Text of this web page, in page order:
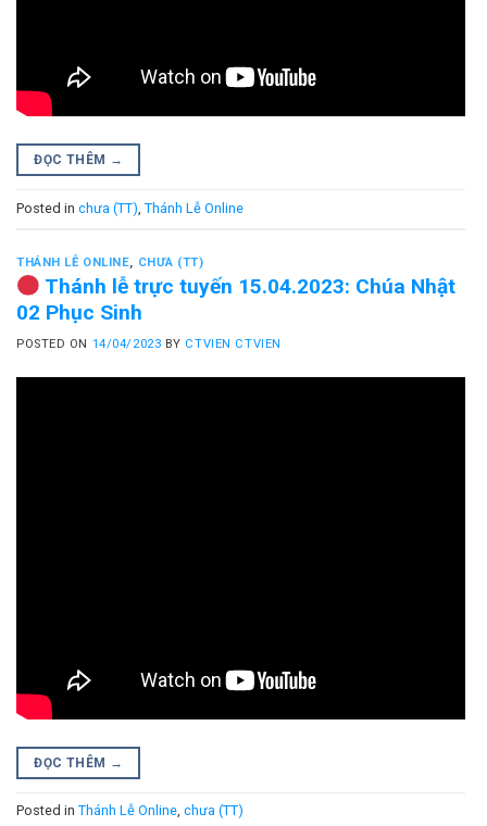
ĐỌC THÊM →
Posted in chưa (TT) Thánh Lễ Online
THÁNH LỄ ONLINE CHƯA (TT)
Thánh lễ trực tuyến 15.04.2023: Chúa Nhật
02 Phục Sinh
POSTED ON 14/04/2023 BY CTVIEN CTVIEN
ĐỌC THÊM →
Posted in Thánh Lễ Online, chưa (TT)